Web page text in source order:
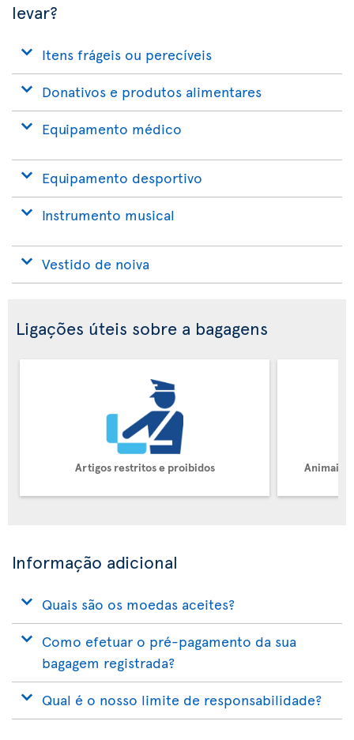
levar?
Itens frágeis ou perecíveis
Donativos e produtos alimentares
Equipamento médico
Equipamento desportivo
Instrumento musical
Vestido de noiva
Ligações úteis sobre a bagagens
Artigos restritos e proibidos Animais
Informação adicional
Quais são os moedas aceites?
Como efetuar o pré-pagamento da sua
bagagem registrada?
Qual é o nosso limite de responsabilidade?